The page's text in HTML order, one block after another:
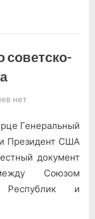
советско-
к
Подписание
совместного
советско-
американского
документа
нет
Генеральный
Президент США
документ
Союзом
Республик и